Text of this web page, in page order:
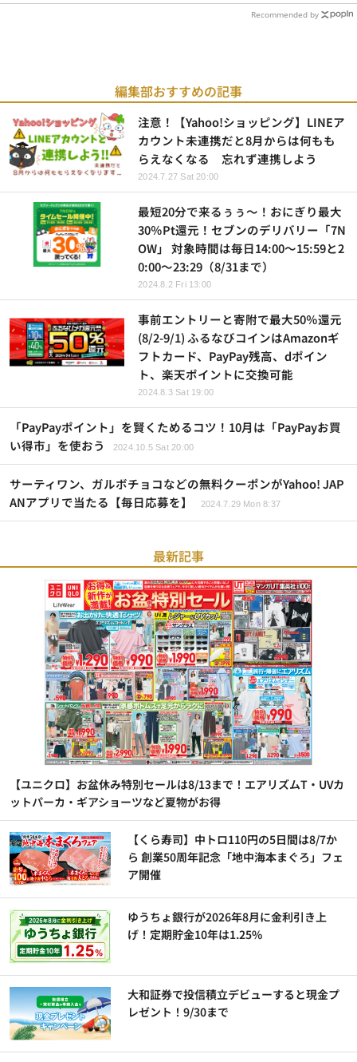
Recommended by
編集部おすすめの記事
注意！【Yahoo!ショッピング】LINEア
カウント未連携だと8月からは何もも
らえなくなる 忘れず連携しよう
2024.7.27 Sat 20:00
最短20分で来るぅぅ～！おにぎり最大
30％Pt還元！セブンのデリバリー「7N
OW」 対象時間は毎日14:00～15:59と2
0:00～23:29（8/31まで）
2024.8.2 Fri 13:00
事前エントリーと寄附で最大50％還元
(8/2-9/1) ふるなびコインはAmazonギ
フトカード、PayPay残高、dポイン
ト、楽天ポイントに交換可能
2024.8.3 Sat 19:00
「PayPayポイント」を賢くためるコツ！10月は「PayPayお買
い得市」を使おう
2024.10.5 Sat 20:00
サーティワン、ガルボチョコなどの無料クーポンがYahoo! JAP
ANアプリで当たる【毎日応募を】
2024.7.29 Mon 8:37
最新記事
【ユニクロ】お盆休み特別セールは8/13まで！エアリズムT・UVカ
ットパーカ・ギアショーツなど夏物がお得
【くら寿司】中トロ110円の5日間は8/7か
ら 創業50周年記念「地中海本まぐろ」フェ
ア開催
ゆうちょ銀行が2026年8月に金利引き上
げ！定期貯金10年は1.25%
大和証券で投信積立デビューすると現金プ
レゼント！9/30まで